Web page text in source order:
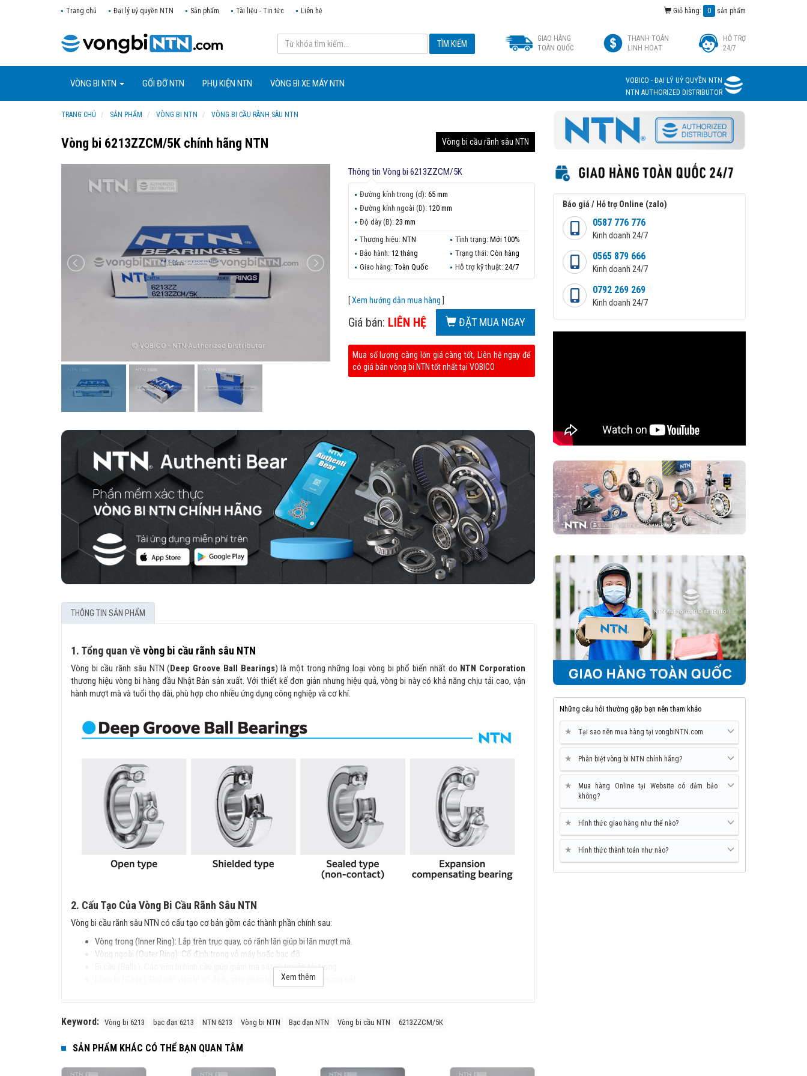
Trang chủ Đại lý uỷ quyền NTN Sản phẩm Tài liệu - Tin tức Liên hệ Giỏ hàng: 0 sản phẩm
GIAO HÀNG
TOÀN QUỐC
THANH TOÁN
LINH HOẠT
HỖ TRỢ
24/7
VÒNG BI NTN GỐI ĐỠ NTN PHỤ KIỆN NTN VÒNG BI XE MÁY NTN
VOBICO - ĐẠI LÝ UỶ QUYỀN NTN
NTN AUTHORIZED DISTRIBUTOR
TRANG CHỦ SẢN PHẨM VÒNG BI NTN VÒNG BI CẦU RÃNH SÂU NTN
Vòng bi 6213ZZCM/5K chính hãng NTN Vòng bi cầu rãnh sâu NTN
Thông tin Vòng bi 6213ZZCM/5K
Đường kính trong (d): 65 mm
Đường kính ngoài (D): 120 mm
Độ dày (B): 23 mm
Thương hiệu: NTN Tình trạng:Mới 100%
Bảo hành: 12 tháng Trạng thái:Còn hàng
Giao hàng: Toàn Quốc Hỗ trợ kỹ thuật:24/7
[Xem hướng dẫn mua hàng
Giá bán: LIÊN HỆ ĐẶT MUA NGAY
Mua số lượng càng lớn giá càng tốt, Liên hệ ngay để
có giá bán vòng bi NTN tốt nhất tại VOBICO
THÔNG TIN SẢN PHẨM
1. Tổng quan về vòng bi cầu rãnh sâu NTN
Vòng bi cầu rãnh sâu NTN ( Deep Groove Ball Bearings) là một trong những loại vòng bi phổ biến nhất do NTN Corporation
thương hiệu vòng bi hàng đầu Nhật Bản sản xuất. Với thiết kế đơn giản nhưng hiệu quả, vòng bi này có khả năng chịu tải cao, vận
hành mượt mà và tuổi thọ dài, phù hợp cho nhiều ứng dụng công nghiệp và cơ khí.
2. Cấu Tạo Của Vòng Bi Cầu Rãnh Sâu NTN
Vòng bi cầu rãnh sâu NTN có cấu tạo cơ bản gồm các thành phần chính sau:
Vòng trong (Inner Ring): Lắp trên trục quay, có rãnh lăn giúp bi lăn mượt mà.
Vòng ngoài (Outer Ring): Cố định trong vỏ máy hoặc bạc đỡ.
Bi cầu (Balls): Các viên bi hình cầu giúp giảm ma sát và truyền tải trọng.
Lồng bi (Cage): Giữ các viên bi cố định, giúp phân bổ đều lực và giảm ma sát.
3. Đặc Điểm Nổi Bật
Chịu tải tốt cả hướng tâm và dọc trục.
Độ bền cao, ít phải bảo trì.
Xem thêm
Keyword: Vòng bi 6213 bạc đạn 6213 NTN 6213 Vòng bi NTN Bạc đạn NTN Vòng bi cầu NTN 6213ZZCM/5K
SẢN PHẨM KHÁC CÓ THỂ BẠN QUAN TÂM
Báo giá / Hỗ trợ Online (zalo)
0587 776 776
Kinh doanh 24/7
0565 879 666
Kinh doanh 24/7
0792 269 269
Kinh doanh 24/7
Những câu hỏi thường gặp bạn nên tham khảo
★ Tại sao nên mua hàng tại vongbiNTN.com
★ Phân biệt vòng bi NTN chính hãng?
★
Mua hàng Online tại Website có đảm bảo
không?
★ Hình thức giao hàng như thế nào?
★ Hình thức thành toán như nào?